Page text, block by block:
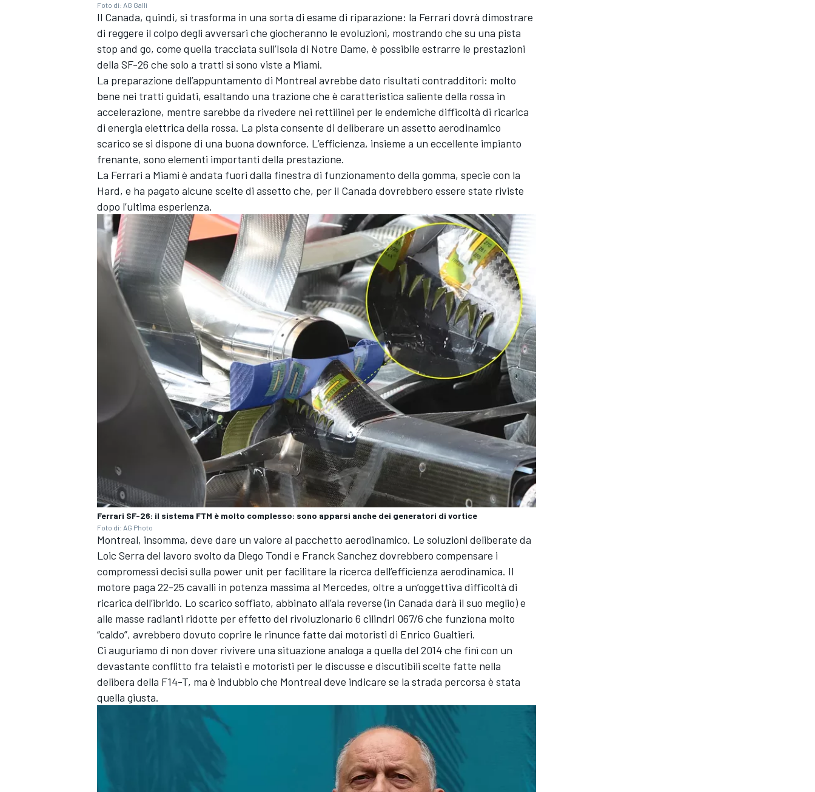
MONOMARCA
RALLY
Foto di: AG Galli
Il Canada, quindi, si trasforma in una sorta di esame di riparazione: la Ferrari dovrà dimostrare
di reggere il colpo degli avversari che giocheranno le evoluzioni, mostrando che su una pista
stop and go, come quella tracciata sull’Isola di Notre Dame, è possibile estrarre le prestazioni
della SF-26 che solo a tratti si sono viste a Miami.
La preparazione dell’appuntamento di Montreal avrebbe dato risultati contradditori: molto
bene nei tratti guidati, esaltando una trazione che è caratteristica saliente della rossa in
accelerazione, mentre sarebbe da rivedere nei rettilinei per le endemiche difficoltà di ricarica
di energia elettrica della rossa. La pista consente di deliberare un assetto aerodinamico
scarico se si dispone di una buona downforce. L’efficienza, insieme a un eccellente impianto
frenante, sono elementi importanti della prestazione.
La Ferrari a Miami è andata fuori dalla finestra di funzionamento della gomma, specie con la
Hard, e ha pagato alcune scelte di assetto che, per il Canada dovrebbero essere state riviste
dopo l’ultima esperienza.
Ferrari SF-26: il sistema FTM è molto complesso: sono apparsi anche dei generatori di vortice
Foto di: AG Photo
Montreal, insomma, deve dare un valore al pacchetto aerodinamico. Le soluzioni deliberate da
Loic Serra del lavoro svolto da Diego Tondi e Franck Sanchez dovrebbero compensare i
compromessi decisi sulla power unit per facilitare la ricerca dell’efficienza aerodinamica. Il
motore paga 22-25 cavalli in potenza massima al Mercedes, oltre a un’oggettiva difficoltà di
ricarica dell’ibrido. Lo scarico soffiato, abbinato all’ala reverse (in Canada darà il suo meglio) e
alle masse radianti ridotte per effetto del rivoluzionario 6 cilindri 067/6 che funziona molto
“caldo”, avrebbero dovuto coprire le rinunce fatte dai motoristi di Enrico Gualtieri.
Ci auguriamo di non dover rivivere una situazione analoga a quella del 2014 che finì con un
devastante conflitto fra telaisti e motoristi per le discusse e discutibili scelte fatte nella
delibera della F14-T, ma è indubbio che Montreal deve indicare se la strada percorsa è stata
quella giusta.